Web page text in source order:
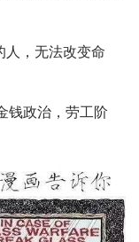
人，无法改变命
钱政治，劳工阶